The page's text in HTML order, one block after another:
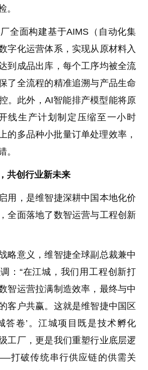
。
全面构建基于AIMS（自动化集
字化运营体系，实现从原材料入
到成品出库，每个工序均被全流
了全流程的精准追溯与产品生命
。此外，AI智能排产模型能将原
线生产计划制定压缩至一小时
的多品种小批量订单处理效率，
。
共创行业新未来
用，是维智捷深耕中国本地化价
全面落地了数智运营与工程创新
略意义，维智捷全球副总裁兼中
：“在江城，我们用工程创新打
智运营拉满制造效率，最终与中
客户共赢。这就是维智捷中国区
答卷’。江城项目既是技术孵化
工厂，更是我们重塑行业底层逻
打破传统串行供应链的供需关